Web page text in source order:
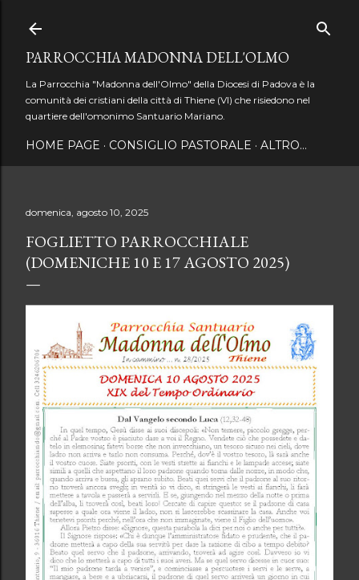
PARROCCHIA MADONNA DELL'OLMO
La Parrocchia "Madonna dell'Olmo" della Diocesi di Padova è la
comunità dei cristiani della città di Thiene (VI) che risiedono nel
quartiere dell'omonimo Santuario Mariano.
HOME PAGE CONSIGLIO PASTORALE ALTRO…
domenica, agosto 10, 2025
FOGLIETTO PARROCCHIALE
(DOMENICHE 10 E 17 AGOSTO 2025)